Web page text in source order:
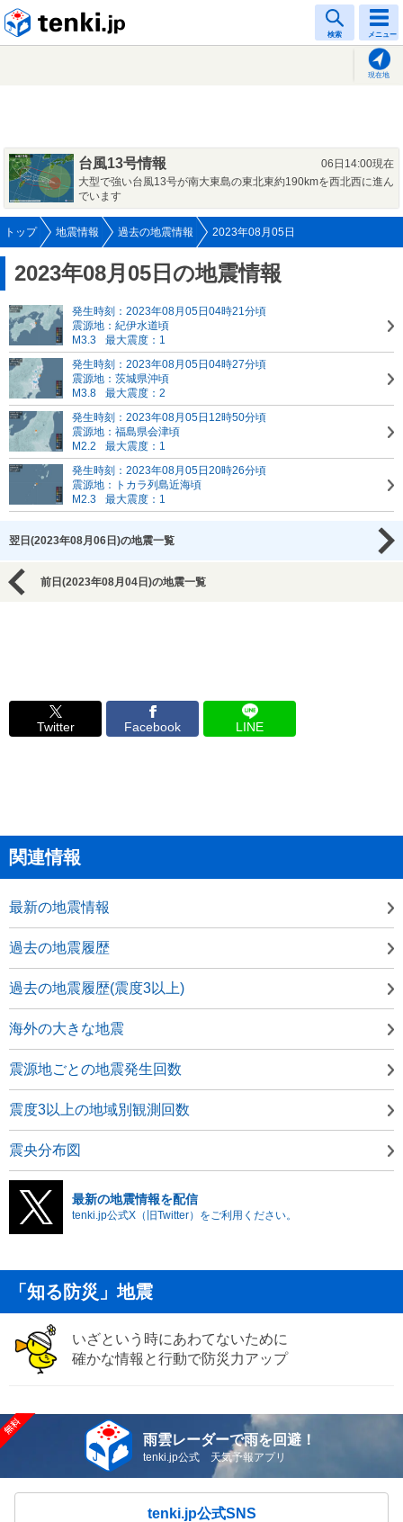
検索 メニュー
現在地
台風13号情報
06日14:00現在
大型で強い台風13号が南大東島の東北東約190kmを西北西に進ん
でいます
トップ 地震情報 過去の地震情報 2023年08月05日
2023年08月05日の地震情報
発生時刻：2023年08月05日04時21分頃
震源地：紀伊水道頃
M3.3
最大震度：1
発生時刻：2023年08月05日04時27分頃
震源地：茨城県沖頃
M3.8
最大震度：2
発生時刻：2023年08月05日12時50分頃
震源地：福島県会津頃
M2.2
最大震度：1
発生時刻：2023年08月05日20時26分頃
震源地：トカラ列島近海頃
M2.3
最大震度：1
翌日(2023年08月06日)の地震一覧
前日(2023年08月04日)の地震一覧
Twitter Facebook LINE
関連情報
最新の地震情報
過去の地震履歴
過去の地震履歴(震度3以上)
海外の大きな地震
震源地ごとの地震発生回数
震度3以上の地域別観測回数
震央分布図
最新の地震情報を配信
tenki.jp公式X（旧Twitter）をご利用ください。
「知る防災」地震
いざという時にあわてないために
確かな情報と行動で防災力アップ
雨雲レーダーで雨を回避！
tenki.jp公式 天気予報アプリ
tenki.jp公式SNS